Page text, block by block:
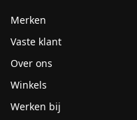
Merken
Vaste klant
Over ons
Winkels
Werken bij